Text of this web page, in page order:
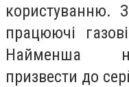
користуванню.
працюючі
Найменша
призвести до